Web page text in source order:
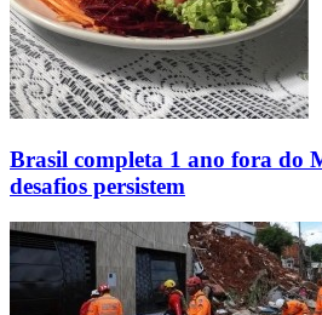
Brasil completa 1 ano fora do
desafios persistem